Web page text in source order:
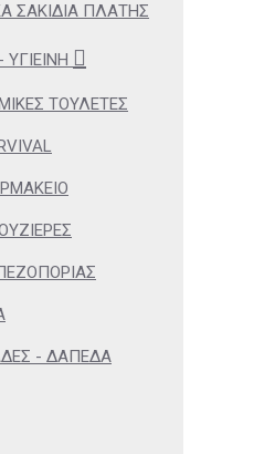
ΣΑΚΊΔΙΑ ΠΛΆΤΗΣ
ΥΓΙΕΙΝΉ
ΤΟΥΛΈΤΕΣ
- ΔΆΠΕΔΑ